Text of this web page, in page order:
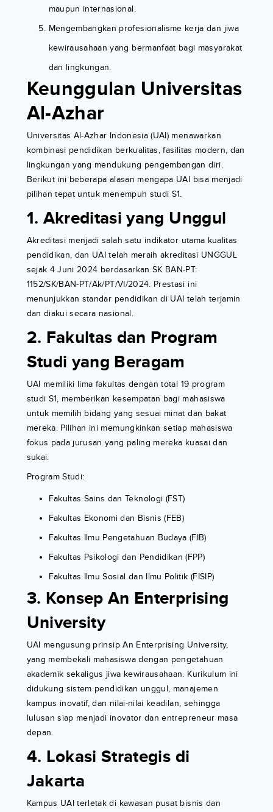
maupun internasional.
Mengembangkan profesionalisme kerja dan jiwa
kewirausahaan yang bermanfaat bagi masyarakat
dan lingkungan.
Keunggulan Universitas
Al-Azhar
Universitas Al-Azhar Indonesia (UAI) menawarkan
kombinasi pendidikan berkualitas, fasilitas modern, dan
lingkungan yang mendukung pengembangan diri.
Berikut ini beberapa alasan mengapa UAI bisa menjadi
pilihan tepat untuk menempuh studi S1.
1. Akreditasi yang Unggul
Akreditasi menjadi salah satu indikator utama kualitas
pendidikan, dan UAI telah meraih akreditasi UNGGUL
sejak 4 Juni 2024 berdasarkan SK BAN-PT:
1152/SK/BAN-PT/Ak/PT/VI/2024. Prestasi ini
menunjukkan standar pendidikan di UAI telah terjamin
dan diakui secara nasional.
2. Fakultas dan Program
Studi yang Beragam
UAI memiliki lima fakultas dengan total 19 program
studi S1, memberikan kesempatan bagi mahasiswa
untuk memilih bidang yang sesuai minat dan bakat
mereka. Pilihan ini memungkinkan setiap mahasiswa
fokus pada jurusan yang paling mereka kuasai dan
sukai.
Program Studi:
Fakultas Sains dan Teknologi (FST)
Fakultas Ekonomi dan Bisnis (FEB)
Fakultas Ilmu Pengetahuan Budaya (FIB)
Fakultas Psikologi dan Pendidikan (FPP)
Fakultas Ilmu Sosial dan Ilmu Politik (FISIP)
3. Konsep An Enterprising
University
UAI mengusung prinsip An Enterprising University,
yang membekali mahasiswa dengan pengetahuan
akademik sekaligus jiwa kewirausahaan. Kurikulum ini
didukung sistem pendidikan unggul, manajemen
kampus inovatif, dan nilai-nilai keadilan, sehingga
lulusan siap menjadi inovator dan entrepreneur masa
depan.
4. Lokasi Strategis di
Jakarta
Kampus UAI terletak di kawasan pusat bisnis dan